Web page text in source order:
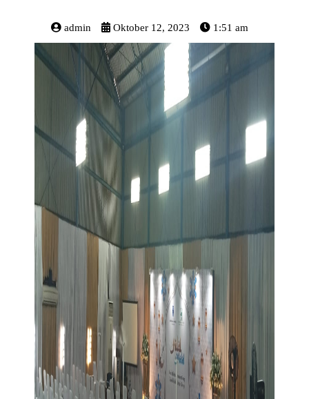
admin Oktober 12, 2023 1:51 am